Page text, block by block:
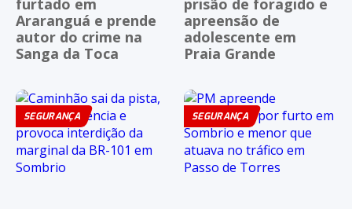
furtado em
Araranguá e prende
autor do crime na
Sanga da Toca
prisão de foragido e
apreensão de
adolescente em
Praia Grande
SEGURANÇA SEGURANÇA